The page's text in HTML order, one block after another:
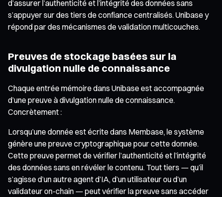
d’assurer l’authenticité et l’intégrité des données sans
s’appuyer sur des tiers de confiance centralisés. Unibase y
répond par des mécanismes de validation multicouches.
Preuves de stockage basées sur la
divulgation nulle de connaissance
Chaque entrée mémoire dans Unibase est accompagnée
d’une preuve à divulgation nulle de connaissance.
Concrètement :
Lorsqu’une donnée est écrite dans Membase, le système
génère une preuve cryptographique pour cette donnée.
Cette preuve permet de vérifier l’authenticité et l’intégrité
des données sans en révéler le contenu. Tout tiers — qu’il
s’agisse d’un autre agent d’IA, d’un utilisateur ou d’un
validateur on-chain — peut vérifier la preuve sans accéder